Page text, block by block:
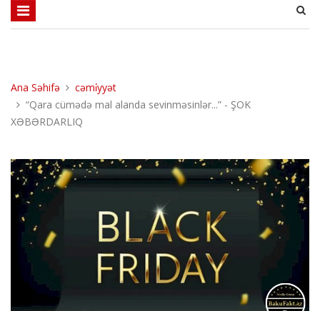
Ana Səhifə
cəmi̇yyət
“Qara cümədə mal alanda sevinməsinlər...” - ŞOK
XƏBƏRDARLIQ